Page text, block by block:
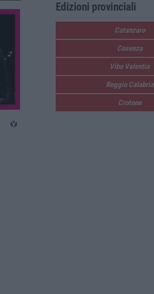
Edizioni provinciali
Catanzaro
Cosenza
Vibo Valentia
Reggio Calabria
Crotone